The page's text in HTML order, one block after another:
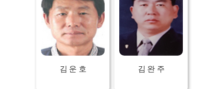
김 운 호 김 완 주